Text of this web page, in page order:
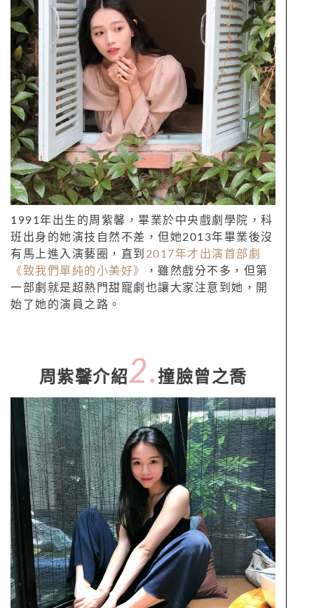
1991年出生的周紫馨，畢業於中央戲劇學院，科
班出身的她演技自然不差，但她2013年畢業後沒
有馬上進入演藝圈，直到 2017年才出演首部劇
《致我們單純的小美好》
，雖然戲分不多，但第
一部劇就是超熱門甜寵劇也讓大家注意到她，開
始了她的演員之路。
周紫馨介紹2. 撞臉曾之喬